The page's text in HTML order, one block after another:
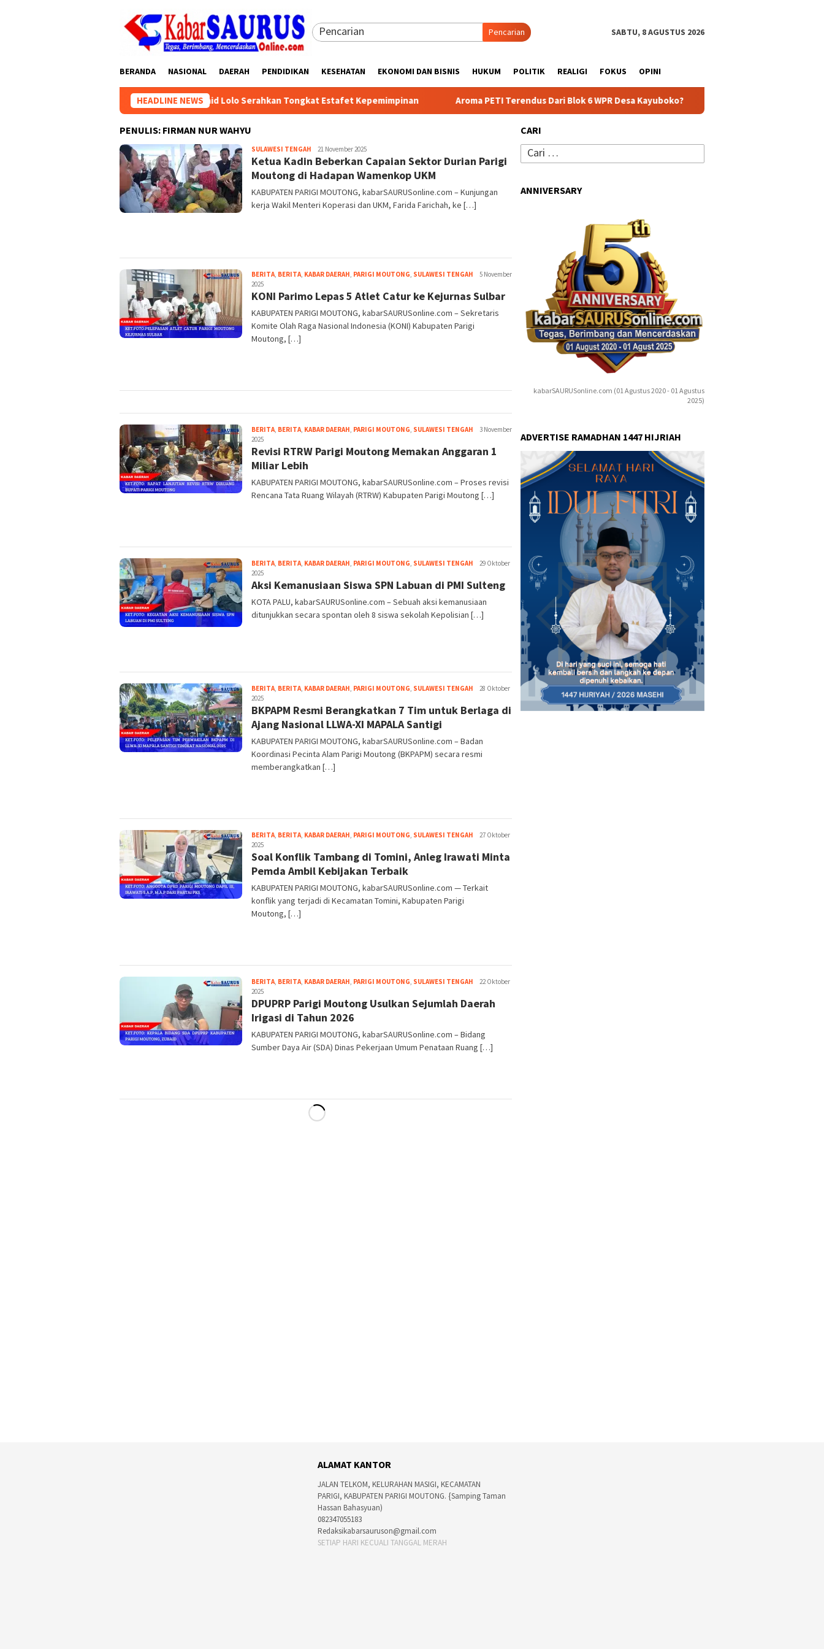
Pencarian SABTU, 8 AGUSTUS 2026
BERANDA NASIONAL DAERAH PENDIDIKAN KESEHATAN EKONOMI DAN BISNIS HUKUM POLITIK REALIGI FOKUS OPINI
HEADLINE NEWS
Moutong Gelar Muscab, Isram Said Lolo Serahkan Tongkat Estafet Kepemimpinan Aroma PETI Terendus Dari Blok 6 WPR Desa Kayuboko? Kepada Komisi III DPRD, Diskominfo
PENULIS: FIRMAN NUR WAHYU
SULAWESI TENGAH Firman
Nur
21 November 2025
Ketua Kadin Beberkan Capaian Sektor Durian Parigi
Moutong di Hadapan Wamenkop UKM
KABUPATEN PARIGI MOUTONG, kabarSAURUSonline.com – Kunjungan
kerja Wakil Menteri Koperasi dan UKM, Farida Farichah, ke […]
BERITA, BERITA, KABAR DAERAH, PARIGI MOUTONG, SULAWESI TENGAH Firman
Wahyu
5 November
2025
KONI Parimo Lepas 5 Atlet Catur ke Kejurnas Sulbar
KABUPATEN PARIGI MOUTONG, kabarSAURUSonline.com – Sekretaris
Komite Olah Raga Nasional Indonesia (KONI) Kabupaten Parigi
Moutong, […]
BERITA, BERITA, KABAR DAERAH, PARIGI MOUTONG, SULAWESI TENGAH Firman
Wahyu
3 November
2025
Revisi RTRW Parigi Moutong Memakan Anggaran 1
Miliar Lebih
KABUPATEN PARIGI MOUTONG, kabarSAURUSonline.com – Proses revisi
Rencana Tata Ruang Wilayah (RTRW) Kabupaten Parigi Moutong […]
BERITA, BERITA, KABAR DAERAH, PARIGI MOUTONG, SULAWESI TENGAH Firman
Wahyu
29 Oktober
2025
Aksi Kemanusiaan Siswa SPN Labuan di PMI Sulteng
KOTA PALU, kabarSAURUSonline.com – Sebuah aksi kemanusiaan
ditunjukkan secara spontan oleh 8 siswa sekolah Kepolisian […]
BERITA, BERITA, KABAR DAERAH, PARIGI MOUTONG, SULAWESI TENGAH Firman
Wahyu
28 Oktober
2025
BKPAPM Resmi Berangkatkan 7 Tim untuk Berlaga di
Ajang Nasional LLWA-XI MAPALA Santigi
KABUPATEN PARIGI MOUTONG, kabarSAURUSonline.com – Badan
Koordinasi Pecinta Alam Parigi Moutong (BKPAPM) secara resmi
memberangkatkan […]
BERITA, BERITA, KABAR DAERAH, PARIGI MOUTONG, SULAWESI TENGAH Firman
Wahyu
27 Oktober
2025
Soal Konflik Tambang di Tomini, Anleg Irawati Minta
Pemda Ambil Kebijakan Terbaik
KABUPATEN PARIGI MOUTONG, kabarSAURUSonline.com — Terkait
konflik yang terjadi di Kecamatan Tomini, Kabupaten Parigi
Moutong, […]
BERITA, BERITA, KABAR DAERAH, PARIGI MOUTONG, SULAWESI TENGAH Firman
Wahyu
22 Oktober
2025
DPUPRP Parigi Moutong Usulkan Sejumlah Daerah
Irigasi di Tahun 2026
KABUPATEN PARIGI MOUTONG, kabarSAURUSonline.com – Bidang
Sumber Daya Air (SDA) Dinas Pekerjaan Umum Penataan Ruang […]
CARI
Cari
untuk:
ANNIVERSARY
kabarSAURUSonline.com (01 Agustus 2020 - 01 Agustus
2025)
ADVERTISE RAMADHAN 1447 HIJRIAH
ALAMAT KANTOR
JALAN TELKOM, KELURAHAN MASIGI, KECAMATAN
PARIGI, KABUPATEN PARIGI MOUTONG. {Samping Taman
Hassan Bahasyuan)
082347055183
Redaksikabarsauruson@gmail.com
SETIAP HARI KECUALI TANGGAL MERAH